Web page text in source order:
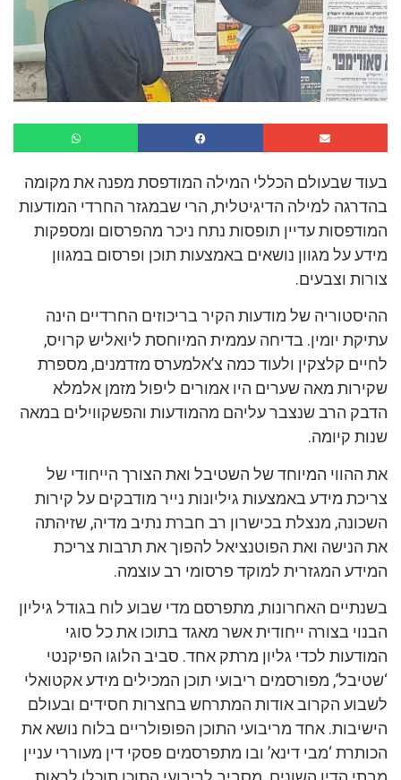
בעוד שבעולם הכללי המילה המודפסת מפנה את מקומה
בהדרגה למילה הדיגיטלית, הרי שבמגזר החרדי המודעות
המודפסות עדיין תופסות נתח ניכר מהפרסום ומספקות
מידע על מגוון נושאים באמצעות תוכן ופרסום במגוון
צורות וצבעים.
ההיסטוריה של מודעות הקיר בריכוזים החרדיים הינה
עתיקת יומין. בדיחה עממית המיוחסת ליואליש קרויס,
לחיים קלצקין ולעוד כמה צ’אלמערס מזדמנים, מספרת
שקירות מאה שערים היו אמורים ליפול מזמן אלמלא
הדבק הרב שנצבר עליהם מהמודעות והפשקווילים במאה
שנות קיומה.
את ההווי המיוחד של השטיבל ואת הצורך הייחודי של
צריכת מידע באמצעות גיליונות נייר מודבקים על קירות
השכונה, מנצלת בכישרון רב חברת נתיב מדיה, שזיהתה
את הנישה ואת הפוטנציאל להפוך את תרבות צריכת
המידע המגזרית למוקד פרסומי רב עוצמה.
בשנתיים האחרונות, מתפרסם מדי שבוע לוח בגודל גיליון
הבנוי בצורה ייחודית אשר מאגד בתוכו את כל סוגי
המודעות לכדי גליון מרתק אחד. סביב הלוגו הפיקנטי
‘שטיבל’, מפורסמים ריבועי תוכן המכילים מידע אקטואלי
לשבוע הקרוב אודות המתרחש בחצרות חסידים ובעולם
הישיבות. אחד מריבועי התוכן הפופולריים בלוח נושא את
הכותרת ‘מבי דינא’ ובו מתפרסמים פסקי דין מעוררי עניין